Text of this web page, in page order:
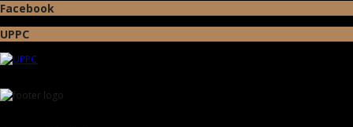
Facebook
UPPC